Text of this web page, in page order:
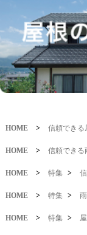
HOME > 信頼できる
HOME > 信頼できる
HOME > 特集 >
HOME > 特集 >
HOME > 特集 >